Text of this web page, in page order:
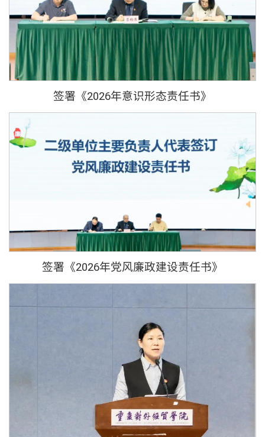
签署《2026年意识形态责任书》
签署《2026年党风廉政建设责任书》